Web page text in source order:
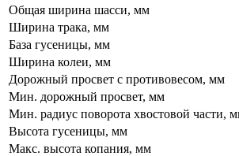
Общая ширина шасси, мм
Ширина трака, мм
База гусеницы, мм
Ширина колеи, мм
Дорожный просвет с противовесом, мм
Мин. дорожный просвет, мм
Мин. радиус поворота хвостовой части,
Высота гусеницы, мм
Макс. высота копания, мм